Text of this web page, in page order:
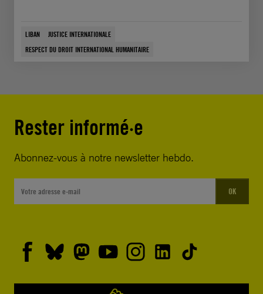
LIBAN
JUSTICE INTERNATIONALE
RESPECT DU DROIT INTERNATIONAL HUMANITAIRE
Rester informé·e
Abonnez-vous à notre newsletter hebdo.
OK